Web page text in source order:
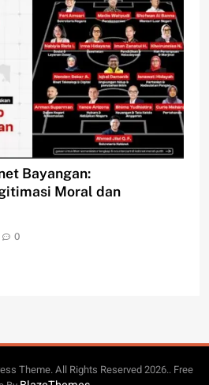
Bayangan:
Moral dan
0
Theme. All Rights Reserved 2026.. Free